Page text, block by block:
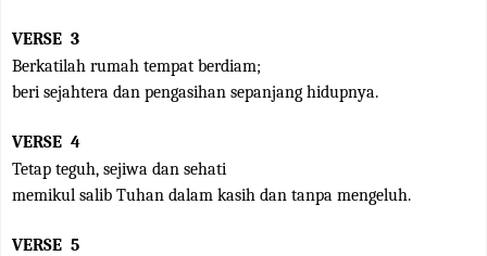
VERSE 3
Berkatilah rumah tempat berdiam;
beri sejahtera dan pengasihan sepanjang hidupnya.
VERSE 4
Tetap teguh, sejiwa dan sehati
memikul salib Tuhan dalam kasih dan tanpa mengeluh.
VERSE 5